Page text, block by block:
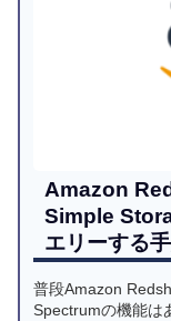
Amazon
Simple
エリーする
普段Amazon
Spectrumの機能は